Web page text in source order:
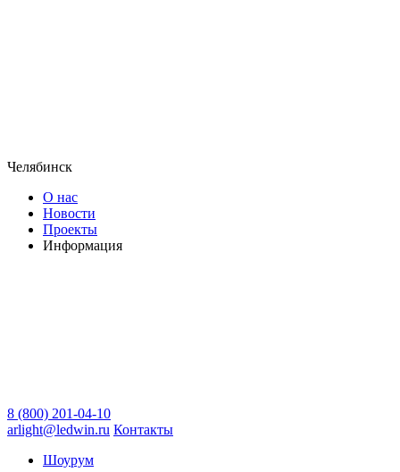
Челябинск
О нас
Новости
Проекты
Информация
8 (800) 201-04-10
arlight@ledwin.ru Контакты
Шоурум